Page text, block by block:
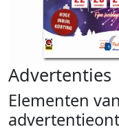
Advertenties
Elementen